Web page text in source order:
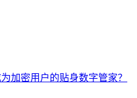
加密用户的贴身数字管家？